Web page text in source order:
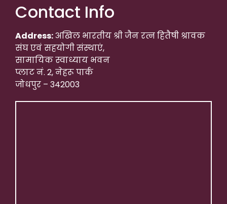
Contact Info
Address:अखिल भारतीय श्री जैन रत्न हितैषी श्रावक
संघ एवं सहयोगी संस्थाएं,
सामायिक स्वाध्याय भवन
प्लाट नं. 2, नेहरू पार्क
जोधपुर – 342003